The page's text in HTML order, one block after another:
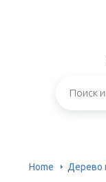
Home Дерево